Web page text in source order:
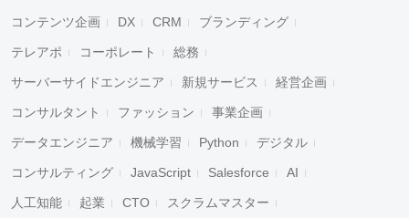
コンテンツ企画 DX CRM ブランディング
テレアポ コーポレート 総務
サーバーサイドエンジニア 新規サービス 経営企画
コンサルタント ファッション 事業企画
データエンジニア 機械学習 Python デジタル
コンサルティング JavaScript Salesforce AI
人工知能 起業 CTO スクラムマスター